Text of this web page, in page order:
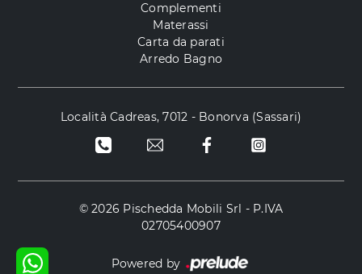
Complementi
Materassi
Carta da parati
Arredo Bagno
Località Cadreas, 7012 - Bonorva (Sassari)
© 2026 Pischedda Mobili Srl - P.IVA
02705400907
Powered by